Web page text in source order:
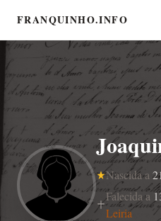
FRANQUINHO.INFO
Nascida a
Falecida a
Leiria